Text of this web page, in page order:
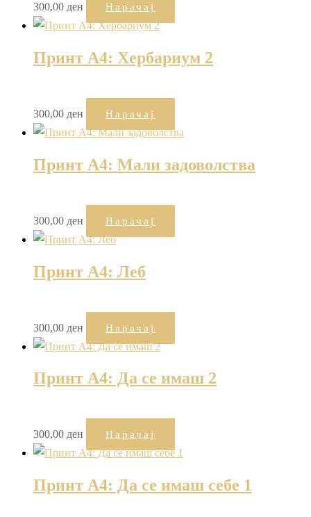
300,00 ден Нарачај
Принт А4: Хербариум 2
300,00 ден Нарачај
Принт А4: Мали задоволства
300,00 ден Нарачај
Принт А4: Леб
300,00 ден Нарачај
Принт А4: Да се имаш 2
300,00 ден Нарачај
Принт А4: Да се имаш себе 1